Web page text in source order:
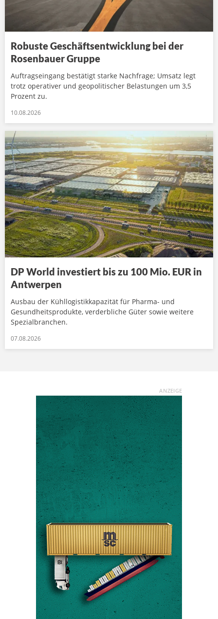
Robuste Geschäftsentwicklung bei der
Rosenbauer Gruppe
Auftragseingang bestätigt starke Nachfrage; Umsatz legt
trotz operativer und geopolitischer Belastungen um 3,5
Prozent zu.
10.08.2026
DP World investiert bis zu 100 Mio. EUR in
Antwerpen
Ausbau der Kühllogistikkapazität für Pharma- und
Gesundheitsprodukte, verderbliche Güter sowie weitere
Spezialbranchen.
07.08.2026
ANZEIGE